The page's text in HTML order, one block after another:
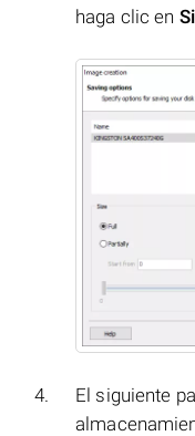
haga clic en
El siguiente